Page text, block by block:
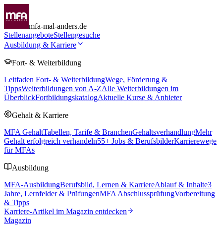
mfa-mal-anders.de
StellenangeboteStellengesuche
Ausbildung & Karriere
Fort- & Weiterbildung
Leitfaden Fort- & WeiterbildungWege, Förderung &
TippsWeiterbildungen von A-ZAlle Weiterbildungen im
ÜberblickFortbildungskatalogAktuelle Kurse & Anbieter
Gehalt & Karriere
MFA GehaltTabellen, Tarife & BranchenGehaltsverhandlungMehr
Gehalt erfolgreich verhandeln55+ Jobs & BerufsbilderKarrierewege
für MFAs
Ausbildung
MFA-AusbildungBerufsbild, Lernen & KarriereAblauf & Inhalte3
Jahre, Lernfelder & PrüfungenMFA AbschlussprüfungVorbereitung
& Tipps
Karriere-Artikel im Magazin entdecken
Magazin